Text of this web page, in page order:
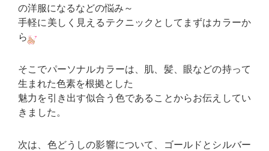
の洋服になるなどの悩み～
手軽に美しく見えるテクニックとしてまずはカラーか
ら
そこでパーソナルカラーは、肌、髪、眼などの持って
生まれた色素を根拠とした
魅力を引き出す似合う色であることからお伝えしてい
きました。
次は、色どうしの影響について、ゴールドとシルバー